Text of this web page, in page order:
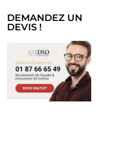
DEMANDEZ UN
DEVIS !